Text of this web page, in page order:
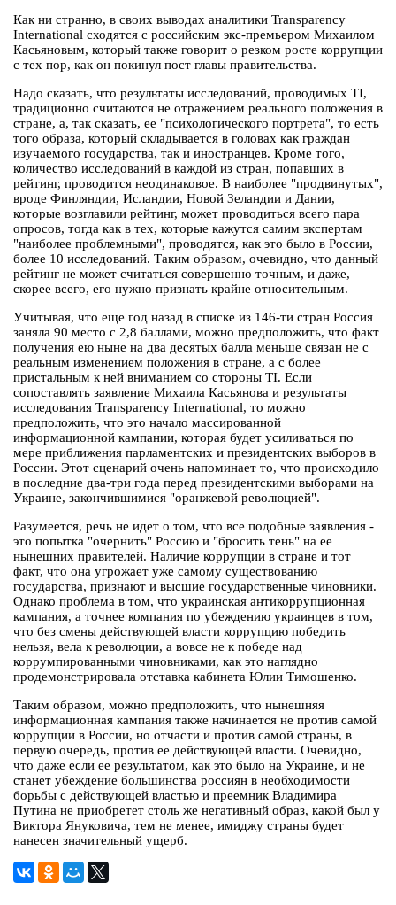
Как ни странно, в своих выводах аналитики Transparency
International сходятся с российским экс-премьером Михаилом
Касьяновым, который также говорит о резком росте коррупции
с тех пор, как он покинул пост главы правительства.
Надо сказать, что результаты исследований, проводимых TI,
традиционно считаются не отражением реального положения в
стране, а, так сказать, ее "психологического портрета", то есть
того образа, который складывается в головах как граждан
изучаемого государства, так и иностранцев. Кроме того,
количество исследований в каждой из стран, попавших в
рейтинг, проводится неодинаковое. В наиболее "продвинутых",
вроде Финляндии, Исландии, Новой Зеландии и Дании,
которые возглавили рейтинг, может проводиться всего пара
опросов, тогда как в тех, которые кажутся самим экспертам
"наиболее проблемными", проводятся, как это было в России,
более 10 исследований. Таким образом, очевидно, что данный
рейтинг не может считаться совершенно точным, и даже,
скорее всего, его нужно признать крайне относительным.
Учитывая, что еще год назад в списке из 146-ти стран Россия
заняла 90 место с 2,8 баллами, можно предположить, что факт
получения ею ныне на два десятых балла меньше связан не с
реальным изменением положения в стране, а с более
пристальным к ней вниманием со стороны TI. Если
сопоставлять заявление Михаила Касьянова и результаты
исследования Transparency International, то можно
предположить, что это начало массированной
информационной кампании, которая будет усиливаться по
мере приближения парламентских и президентских выборов в
России. Этот сценарий очень напоминает то, что происходило
в последние два-три года перед президентскими выборами на
Украине, закончившимися "оранжевой революцией".
Разумеется, речь не идет о том, что все подобные заявления -
это попытка "очернить" Россию и "бросить тень" на ее
нынешних правителей. Наличие коррупции в стране и тот
факт, что она угрожает уже самому существованию
государства, признают и высшие государственные чиновники.
Однако проблема в том, что украинская антикоррупционная
кампания, а точнее компания по убеждению украинцев в том,
что без смены действующей власти коррупцию победить
нельзя, вела к революции, а вовсе не к победе над
коррумпированными чиновниками, как это наглядно
продемонстрировала отставка кабинета Юлии Тимошенко.
Таким образом, можно предположить, что нынешняя
информационная кампания также начинается не против самой
коррупции в России, но отчасти и против самой страны, в
первую очередь, против ее действующей власти. Очевидно,
что даже если ее результатом, как это было на Украине, и не
станет убеждение большинства россиян в необходимости
борьбы с действующей властью и преемник Владимира
Путина не приобретет столь же негативный образ, какой был у
Виктора Януковича, тем не менее, имиджу страны будет
нанесен значительный ущерб.